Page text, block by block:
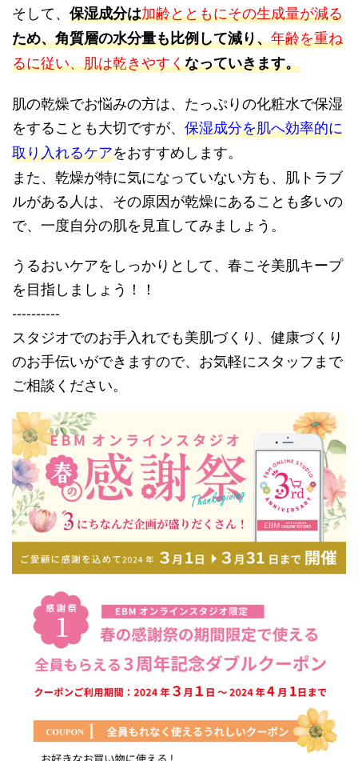
そして、 保湿成分は加齢とともにその生成量が減る
ため、角質層の水分量も比例して減り、年齢を重ね
るに従い、肌は乾きやすくなっていきます。
肌の乾燥でお悩みの方は、たっぷりの化粧水で保湿
をすることも大切ですが、 保湿成分を肌へ効率的に
取り入れるケアをおすすめします。
また、乾燥が特に気になっていない方も、肌トラブ
ルがある人は、その原因が乾燥にあることも多いの
で、一度自分の肌を見直してみましょう。
うるおいケアをしっかりとして、春こそ美肌キープ
を目指しましょう！！
----------
スタジオでのお手入れでも美肌づくり、健康づくり
のお手伝いができますので、お気軽にスタッフまで
ご相談ください。